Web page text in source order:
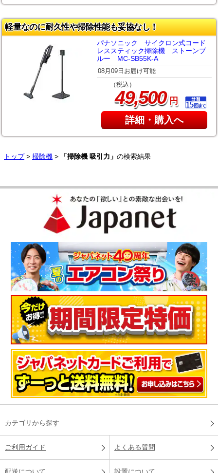
軽量なのに耐久性や掃除性能も妥協なし！
パナソニック サイクロン式コード
レススティック掃除機 ストーンブ
ルー MC-SB55K-A
08月09日お届け可能
（税込）
49,500円
詳細・購入へ
トップ> 掃除機 > 「掃除機 吸引力」 の検索結果
カテゴリから探す
ご利用ガイド よくある質問